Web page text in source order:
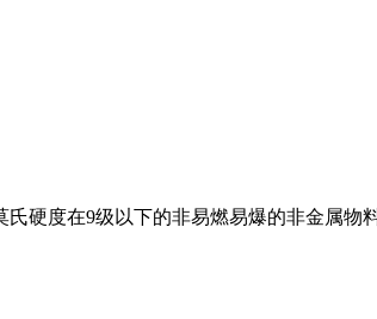
硬度在9级以下的非易燃易爆的非金属物